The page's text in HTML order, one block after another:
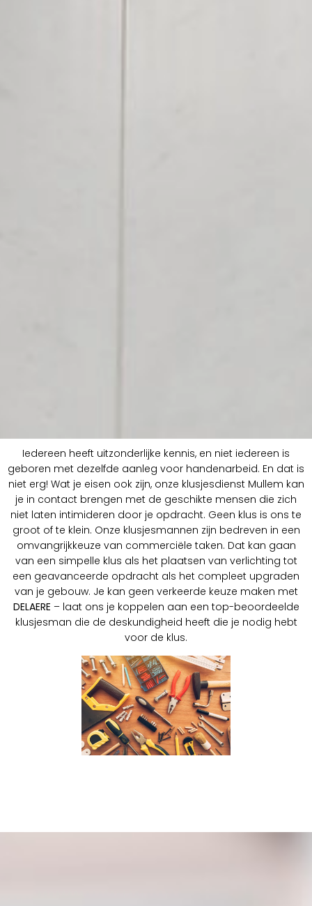
Iedereen heeft uitzonderlijke kennis, en niet iedereen is
geboren met dezelfde aanleg voor handenarbeid. En dat is
niet erg! Wat je eisen ook zijn, onze klusjesdienst Mullem kan
je in contact brengen met de geschikte mensen die zich
niet laten intimideren door je opdracht. Geen klus is ons te
groot of te klein. Onze klusjesmannen zijn bedreven in een
omvangrijkkeuze van commerciële taken. Dat kan gaan
van een simpelle klus als het plaatsen van verlichting tot
een geavanceerde opdracht als het compleet upgraden
van je gebouw. Je kan geen verkeerde keuze maken met
DELAERE – laat ons je koppelen aan een top-beoordeelde
klusjesman die de deskundigheid heeft die je nodig hebt
voor de klus.